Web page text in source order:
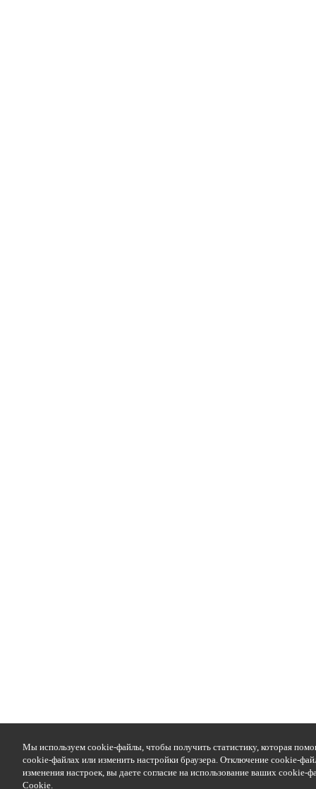
Мы используем cookie-файлы, чтобы получить статистику, которая
cookie-файлах или изменить настройки браузера. Отключение cookie-
изменения настроек, вы даете согласие на использование ваших
Cookie.